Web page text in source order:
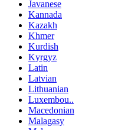
Javanese
Kannada
Kazakh
Khmer
Kurdish
Kyrgyz
Latin
Latvian
Lithuanian
Luxembou..
Macedonian
Malagasy